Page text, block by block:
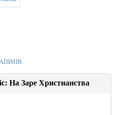
На Заре Христианства